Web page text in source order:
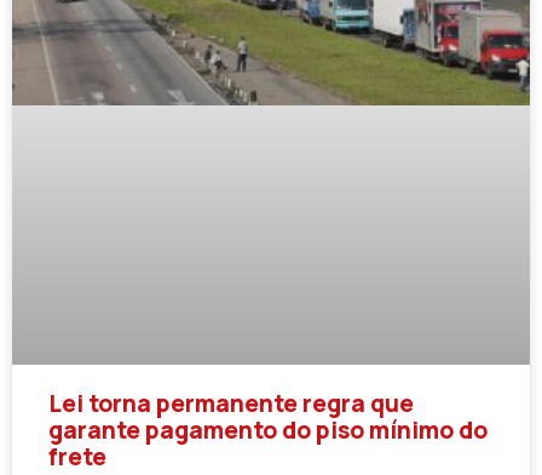
Lei torna permanente regra que
garante pagamento do piso mínimo do
frete